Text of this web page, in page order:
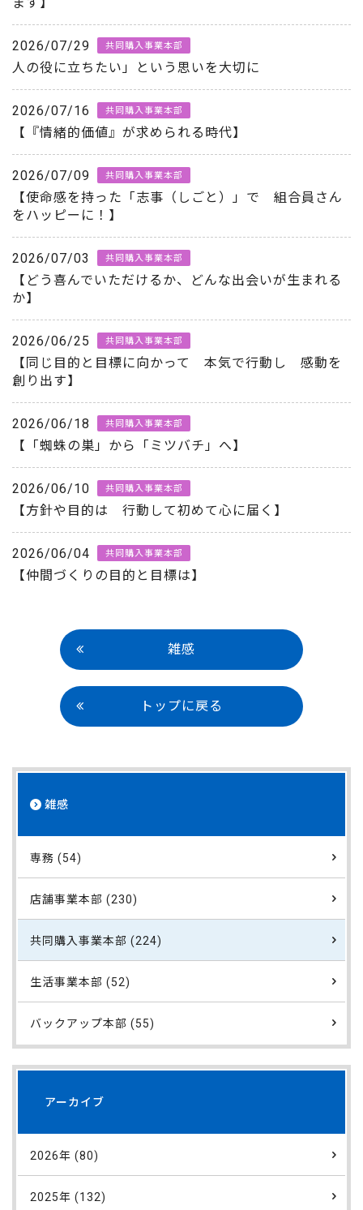
2026/07/29 共同購入事業本部
人の役に立ちたい」という思いを大切に
2026/07/16 共同購入事業本部
【『情緒的価値』が求められる時代】
2026/07/09 共同購入事業本部
【使命感を持った「志事（しごと）」で 組合員さん
をハッピーに！】
2026/07/03 共同購入事業本部
【どう喜んでいただけるか、どんな出会いが生まれる
か】
2026/06/25 共同購入事業本部
【同じ目的と目標に向かって 本気で行動し 感動を
創り出す】
2026/06/18 共同購入事業本部
【「蜘蛛の巣」から「ミツバチ」へ】
2026/06/10 共同購入事業本部
【方針や目的は 行動して初めて心に届く】
2026/06/04 共同購入事業本部
【仲間づくりの目的と目標は】
雑感
トップに戻る
雑感
専務 (54)
店舗事業本部 (230)
共同購入事業本部 (224)
生活事業本部 (52)
バックアップ本部 (55)
アーカイブ
2026年 (80)
2025年 (132)